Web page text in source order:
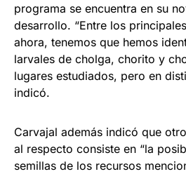
programa se encuentra en su
desarrollo. “Entre los
ahora, tenemos que hemos
larvales de cholga, chorito y
lugares estudiados, pero en
indicó.
Carvajal además indicó que
al respecto consiste en “la
semillas de los recursos